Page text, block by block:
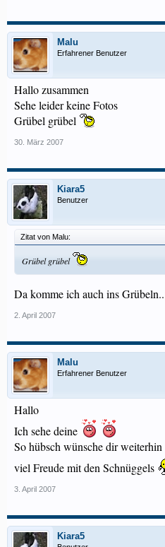
Malu
Erfahrener Benutzer
Hallo zusammen
Sehe leider keine Fotos
Grübel grübel
30. März 2007
Kiara5
Benutzer
Zitat von Malu:
Grübel grübel
Da komme ich auch ins
2. April 2007
Malu
Erfahrener Benutzer
Hallo
Ich sehe deine
So hübsch wünsche dir weiterhin
viel Freude mit den Schnüggels
3. April 2007
Kiara5